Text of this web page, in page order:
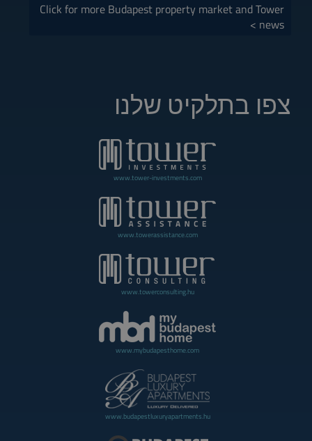
Click for more Budapest property market and Tower
news >
צפו בתלקיט שלנו
www.tower-investments.com
www.towerassistance.com
www.towerconsulting.hu
www.mybudapesthome.com
www.budapestluxuryapartments.hu